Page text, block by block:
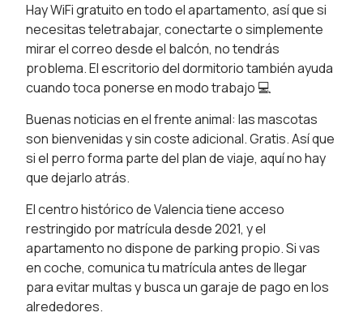
Hay WiFi gratuito en todo el apartamento, así que si
necesitas teletrabajar, conectarte o simplemente
mirar el correo desde el balcón, no tendrás
problema. El escritorio del dormitorio también ayuda
cuando toca ponerse en modo trabajo 💻
Buenas noticias en el frente animal: las mascotas
son bienvenidas y sin coste adicional. Gratis. Así que
si el perro forma parte del plan de viaje, aquí no hay
que dejarlo atrás.
El centro histórico de Valencia tiene acceso
restringido por matrícula desde 2021, y el
apartamento no dispone de parking propio. Si vas
en coche, comunica tu matrícula antes de llegar
para evitar multas y busca un garaje de pago en los
alrededores.